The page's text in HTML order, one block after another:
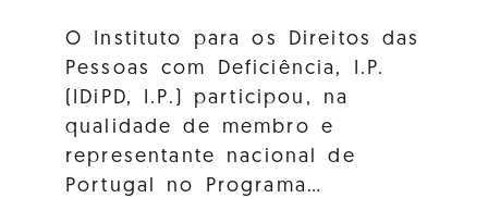
O Instituto para os Direitos das
Pessoas com Deficiência, I.P.
(IDiPD, I.P.) participou, na
qualidade de membro e
representante nacional de
Portugal no Programa…